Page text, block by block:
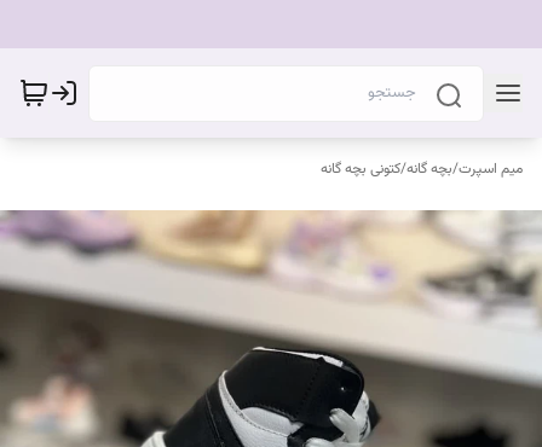
میم اسپرت/بچه گانه/کتونی بچه گانه